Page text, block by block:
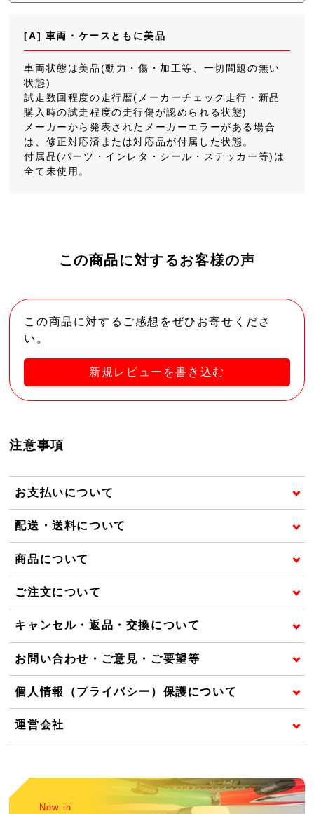
[A] 車両・ケースともに美品
車両状態は美品(動力・傷・加工等、一切問題の無い
状態)
試走数回程度の走行暦(メーカーチェック走行・新品
購入時の試走程度の走行傷が認められる状態)
メーカーから発表されたメーカーエラーがある場合
は、修正対応済または対応品が付属した状態。
付属品(パーツ・インレタ・シール・ステッカー等)は
全て未使用。
この商品に対するお客様の声
この商品に対するご感想をぜひお寄せくださ
い。
新規レビューを書き込む
注意事項
お支払いについて
配送・送料について
商品について
ご注文について
キャンセル・返品・交換について
お問い合わせ・ご意見・ご要望等
個人情報（プライバシー）保護について
運営会社
New in